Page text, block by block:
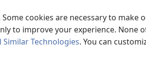
cookies are necessary to make
to improve your experience. None
Similar Technologies. You can